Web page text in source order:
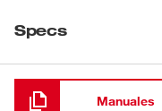
Specs
Cargando
Manuales